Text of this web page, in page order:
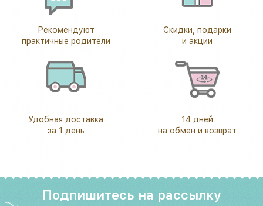
Рекомендуют
практичные родители
Скидки, подарки
и акции
Удобная доставка
за 1 день
14 дней
на обмен и возврат
Подпишитесь на рассылку